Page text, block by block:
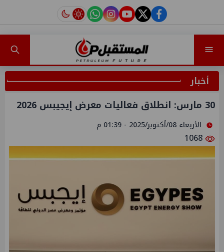
facebook
twitter
youtube
instagram
tiktok
أخبار
30 مارس: انطلاق فعاليات معرض إيجيبس 2026
الأربعاء 08/أكتوبر/2025 - 01:39 م